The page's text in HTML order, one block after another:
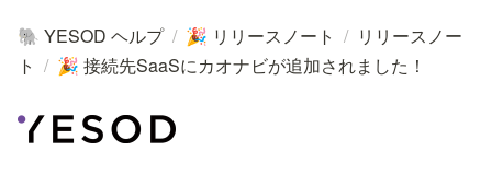
🐘 YESOD ヘルプ / 🎉 リリースノート / リリースノー
ト / 🎉 接続先SaaSにカオナビが追加されました！